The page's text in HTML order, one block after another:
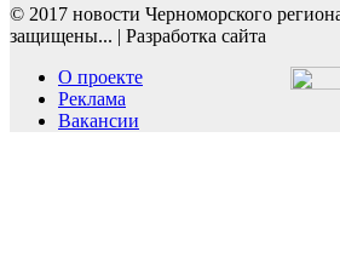
© 2017 новости Черноморского
защищены... | Разработка сайта
О проекте
Реклама
Вакансии